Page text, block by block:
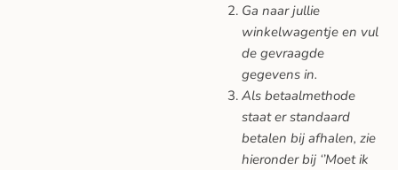
Ga naar jullie
winkelwagentje en vul
de gevraagde
gegevens in.
Als betaalmethode
staat er standaard
betalen bij afhalen, zie
hieronder bij ‘’Moet ik